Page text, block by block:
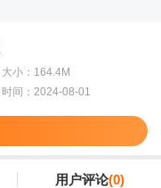
大小：164.4M
时间：2024-08-01
用户评论(0)